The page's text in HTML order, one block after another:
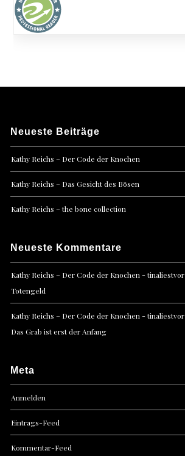
Neueste Beiträge
Kathy Reichs – Der Code der Knochen
Kathy Reichs – Das Gesicht des Bösen
Kathy Reichs – the bone collection
Neueste Kommentare
Kathy Reichs – Der Code der Knochen - tinaliestvor
Totengeld
Kathy Reichs – Der Code der Knochen - tinaliestvor
Das Grab ist erst der Anfang
Meta
Anmelden
Eintrags-Feed
Kommentar-Feed